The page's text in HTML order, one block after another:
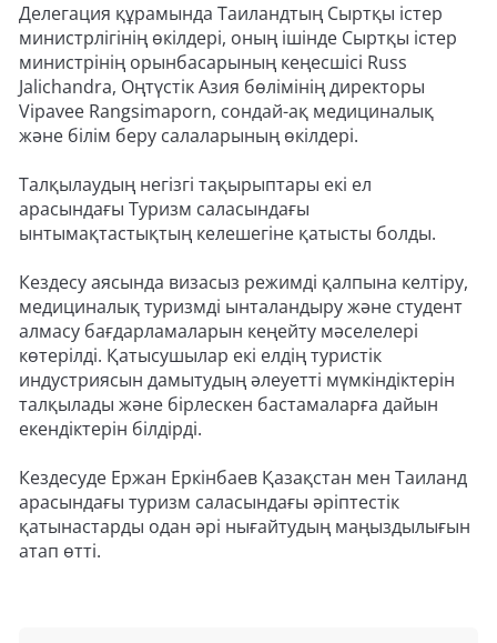
Делегация құрамында Таиландтың Сыртқы істер
министрлігінің өкілдері, оның ішінде Сыртқы істер
министрінің орынбасарының кеңесшісі Russ
Jalichandra, Оңтүстік Азия бөлімінің директоры
Vipavee Rangsimaporn, сондай-ақ медициналық
және білім беру салаларының өкілдері.
Талқылаудың негізгі тақырыптары екі ел
арасындағы Туризм саласындағы
ынтымақтастықтың келешегіне қатысты болды.
Кездесу аясында визасыз режимді қалпына келтіру,
медициналық туризмді ынталандыру және студент
алмасу бағдарламаларын кеңейту мәселелері
көтерілді. Қатысушылар екі елдің туристік
индустриясын дамытудың әлеуетті мүмкіндіктерін
талқылады және бірлескен бастамаларға дайын
екендіктерін білдірді.
Кездесуде Ержан Еркінбаев Қазақстан мен Таиланд
арасындағы туризм саласындағы әріптестік
қатынастарды одан әрі нығайтудың маңыздылығын
атап өтті.